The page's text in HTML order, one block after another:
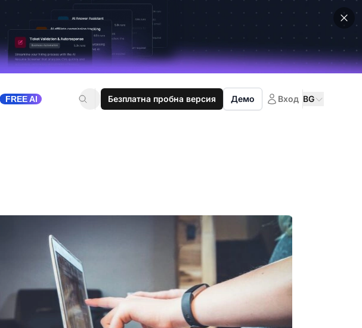
FREE AI Безплатна пробна версия Демо Вход BG